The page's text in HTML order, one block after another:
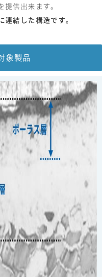
提供出来ます。
結した構造です。
象製品